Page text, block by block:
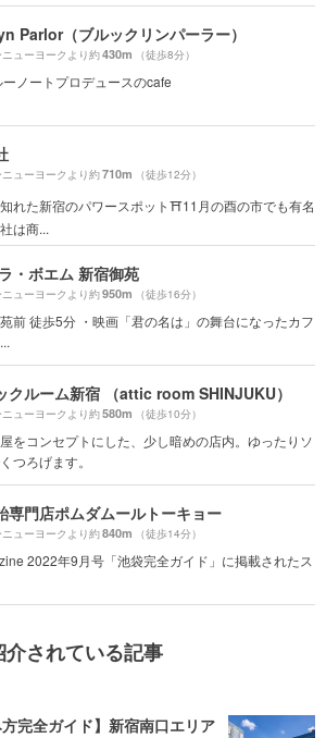
Parlor（ブルックリンパーラー）
ューヨークより約430m （徒歩8分）
ーノートプロデュースのcafe
ューヨークより約710m （徒歩12分）
れた新宿のパワースポット⛩11月の酉の市でも有名
は商...
・ボエム 新宿御苑
ューヨークより約950m （徒歩16分）
苑前 徒歩5分 ・映画「君の名は」の舞台になったカフ
クルーム新宿 （attic room SHINJUKU）
ューヨークより約580m （徒歩10分）
をコンセプトにした、少し暗めの店内。ゆったりソ
つろげます。
専門店ポムダムールトーキョー
ューヨークより約840m （徒歩14分）
2022年9月号「池袋完全ガイド」に掲載されたス
されている記事
方完全ガイド】新宿南口エリア